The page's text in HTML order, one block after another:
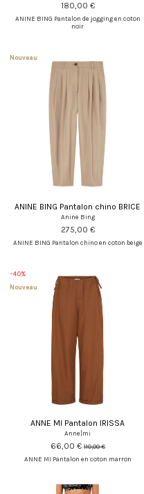
180,00 €
ANINE BING Pantalon de jogging en coton
noir
Nouveau
ANINE BING Pantalon chino BRICE
Anine Bing
275,00 €
ANINE BING Pantalon chino en coton beige
-40%
Nouveau
ANNE MI Pantalon IRISSA
Anne|mi
66,00 €110,00 €
ANNE MI Pantalon en coton marron